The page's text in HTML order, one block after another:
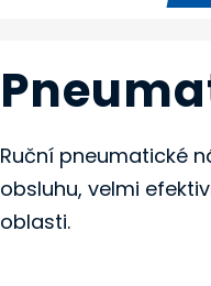
Ruční pneumatické
obsluhu, velmi
oblasti.